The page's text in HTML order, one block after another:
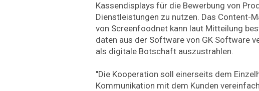
Kassendisplays für die Bewerbung von
Dienstleistungen zu nutzen. Das Content-
von Screenfoodnet kann laut Mitteilung
daten aus der Software von GK Software
als digitale Botschaft auszustrahlen.
"Die Kooperation soll einerseits dem
Kommunikation mit dem Kunden